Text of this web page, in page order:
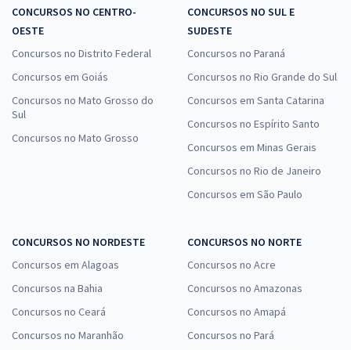
CONCURSOS NO CENTRO-
OESTE
Concursos no Distrito Federal
Concursos em Goiás
Concursos no Mato Grosso do
Sul
Concursos no Mato Grosso
CONCURSOS NO SUL E
SUDESTE
Concursos no Paraná
Concursos no Rio Grande do Sul
Concursos em Santa Catarina
Concursos no Espírito Santo
Concursos em Minas Gerais
Concursos no Rio de Janeiro
Concursos em São Paulo
CONCURSOS NO NORDESTE
Concursos em Alagoas
Concursos na Bahia
Concursos no Ceará
Concursos no Maranhão
CONCURSOS NO NORTE
Concursos no Acre
Concursos no Amazonas
Concursos no Amapá
Concursos no Pará